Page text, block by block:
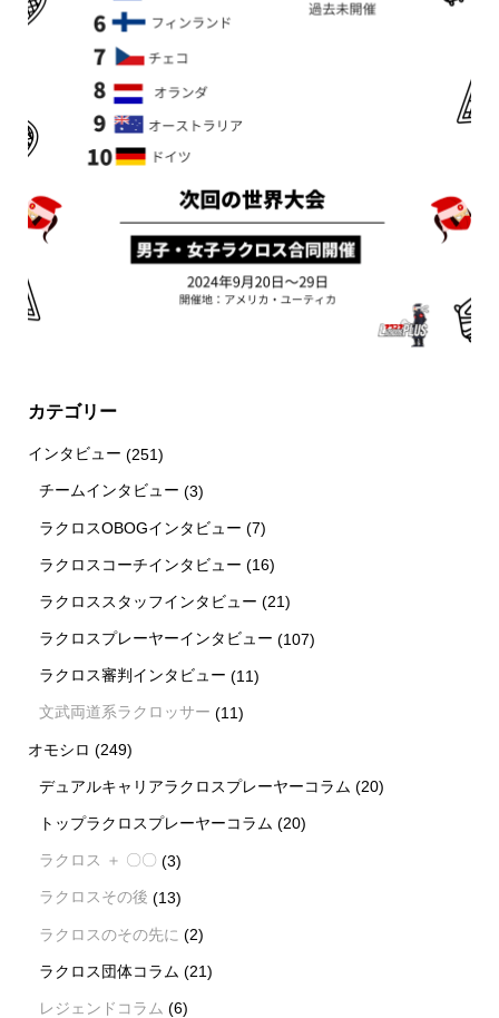
カテゴリー
インタビュー (251)
チームインタビュー (3)
ラクロスOBOGインタビュー (7)
ラクロスコーチインタビュー (16)
ラクロススタッフインタビュー (21)
ラクロスプレーヤーインタビュー (107)
ラクロス審判インタビュー (11)
文武両道系ラクロッサー (11)
オモシロ (249)
デュアルキャリアラクロスプレーヤーコラム (20)
トップラクロスプレーヤーコラム (20)
ラクロス ＋ 〇〇 (3)
ラクロスその後 (13)
ラクロスのその先に (2)
ラクロス団体コラム (21)
レジェンドコラム (6)